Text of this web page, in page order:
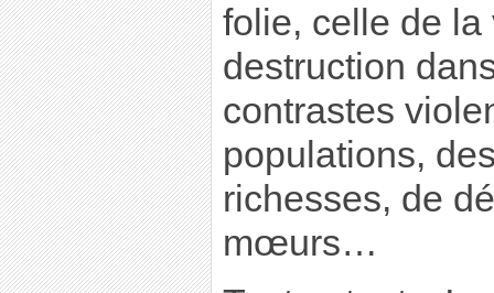
folie, celle de la
destruction
contrastes
populations,
richesses, de
mœurs…